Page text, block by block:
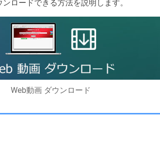
ロードできる方法を説明します。
Web動画 ダウンロード